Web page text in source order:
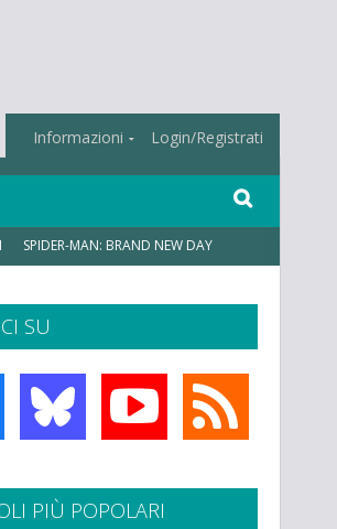
Informazioni Login/Registrati
SPIDER-MAN: BRAND NEW DAY
SU
PIÙ POPOLARI